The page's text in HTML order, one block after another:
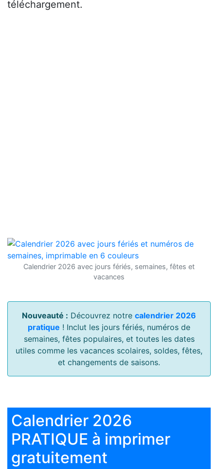
téléchargement.
Calendrier 2026 avec jours fériés, semaines, fêtes et
vacances
Nouveauté : Découvrez notre calendrier 2026
pratique ! Inclut les jours fériés, numéros de
semaines, fêtes populaires, et toutes les dates
utiles comme les vacances scolaires, soldes, fêtes,
et changements de saisons.
Calendrier 2026
PRATIQUE à imprimer
gratuitement